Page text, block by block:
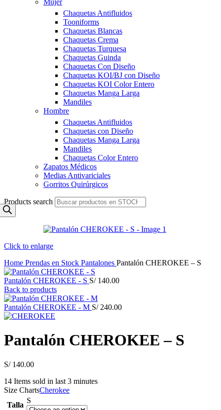
Mujer
Chaquetas Antifluidos
Tooniforms
Chaquetas Blancas
Chaquetas Crema
Chaquetas Turquesa
Chaquetas Guinda
Chaquetas Con Diseño
Chaquetas KOI/BJ con Diseño
Chaquetas KOI Color Entero
Chaquetas Manga Larga
Mandiles
Hombre
Chaquetas Antifluidos
Chaquetas con Diseño
Chaquetas Manga Larga
Mandiles
Chaquetas Color Entero
Zapatos Médicos
Medias Antivariciales
Gorritos Quirúrgicos
Products search
Click to enlarge
Home Prendas en Stock Pantalones Pantalón CHEROKEE – S
Pantalón CHEROKEE - S S/140.00
Back to products
Pantalón CHEROKEE - M S/240.00
Pantalón CHEROKEE – S
S/140.00
14 Items sold in last 3 minutes
Size ChartsCherokee
Talla
S